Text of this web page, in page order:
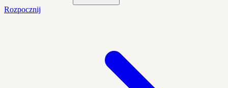
Rozpocznij